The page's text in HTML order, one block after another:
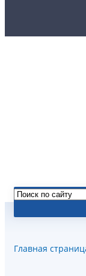
Главная